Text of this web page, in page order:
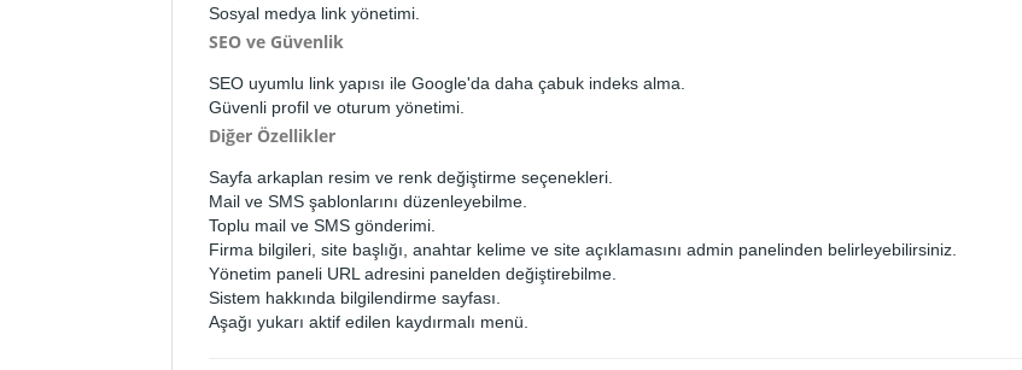
Sosyal medya link yönetimi.
SEO ve Güvenlik
SEO uyumlu link yapısı ile Google'da daha çabuk indeks alma.
Güvenli profil ve oturum yönetimi.
Diğer Özellikler
Sayfa arkaplan resim ve renk değiştirme seçenekleri.
Mail ve SMS şablonlarını düzenleyebilme.
Toplu mail ve SMS gönderimi.
Firma bilgileri, site başlığı, anahtar kelime ve site açıklamasını admin panelinden belirleyebilirsiniz.
Yönetim paneli URL adresini panelden değiştirebilme.
Sistem hakkında bilgilendirme sayfası.
Aşağı yukarı aktif edilen kaydırmalı menü.